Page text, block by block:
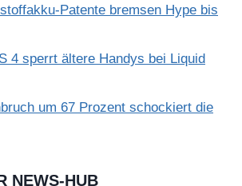
Patente bremsen Hype bis
4 sperrt ältere Handys bei Liquid
um 67 Prozent schockiert die
NEWS-HUB